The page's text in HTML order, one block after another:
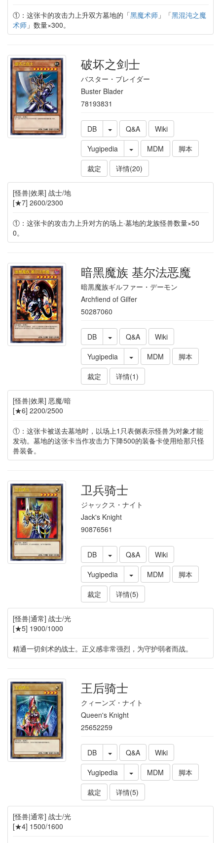
①：这张卡的攻击力上升双方墓地的「黑魔术师」「黑混沌之魔
术师」数量×300。
破坏之剑士
バスター・ブレイダー
Buster Blader
78193831
DB Q&A
Wiki
Yugipedia
MDM
脚本
裁定
详情(20)
[怪兽|效果] 战士/地
[★7] 2600/2300
①：这张卡的攻击力上升对方的场上·墓地的龙族怪兽数量×50
0。
暗黑魔族 基尔法恶魔
暗黒魔族ギルファー・デーモン
Archfiend of Gilfer
50287060
DB Q&A
Wiki
Yugipedia
MDM
脚本
裁定
详情(1)
[怪兽|效果] 恶魔/暗
[★6] 2200/2500
①：这张卡被送去墓地时，以场上1只表侧表示怪兽为对象才能
发动。墓地的这张卡当作攻击力下降500的装备卡使用给那只怪
兽装备。
卫兵骑士
ジャックス・ナイト
Jack's Knight
90876561
DB Q&A
Wiki
Yugipedia
MDM
脚本
裁定
详情(5)
[怪兽|通常] 战士/光
[★5] 1900/1000
精通一切剑术的战士。正义感非常强烈，为守护弱者而战。
王后骑士
クィーンズ・ナイト
Queen's Knight
25652259
DB Q&A
Wiki
Yugipedia
MDM
脚本
裁定
详情(5)
[怪兽|通常] 战士/光
[★4] 1500/1600